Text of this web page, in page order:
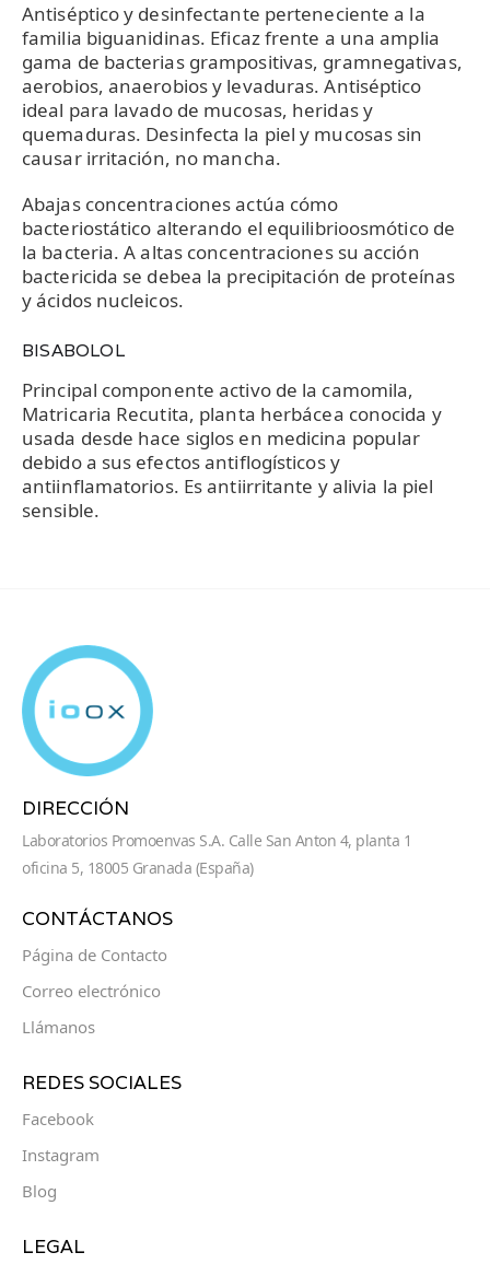
Antiséptico y desinfectante perteneciente a la
familia biguanidinas. Eficaz frente a una amplia
gama de bacterias grampositivas, gramnegativas,
aerobios, anaerobios y levaduras. Antiséptico
ideal para lavado de mucosas, heridas y
quemaduras. Desinfecta la piel y mucosas sin
causar irritación, no mancha.
Abajas concentraciones actúa cómo
bacteriostático alterando el equilibrioosmótico de
la bacteria. A altas concentraciones su acción
bactericida se debea la precipitación de proteínas
y ácidos nucleicos.
BISABOLOL
Principal componente activo de la camomila,
Matricaria Recutita, planta herbácea conocida y
usada desde hace siglos en medicina popular
debido a sus efectos antiflogísticos y
antiinflamatorios. Es antiirritante y alivia la piel
sensible.
DIRECCIÓN
Laboratorios Promoenvas S.A. Calle San Anton 4, planta 1
oficina 5, 18005 Granada (España)
CONTÁCTANOS
Página de Contacto
Correo electrónico
Llámanos
REDES SOCIALES
Facebook
Instagram
Blog
LEGAL